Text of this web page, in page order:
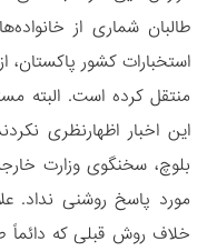
طالبان شماری از
استخبارات‌ کشور پاکستان،
منتقل کرده‌ است. البته
این اخبار اظهارنظری
بلوچ، سخنگوی وزارت
مورد پاسخ روشنی نداد.
خلاف روش قبلی که دائماً